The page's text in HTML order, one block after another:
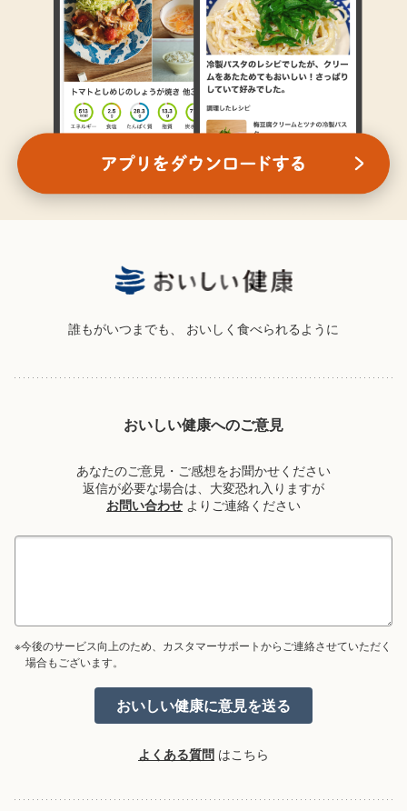
誰もがいつまでも、 おいしく食べられるように
おいしい健康へのご意見
あなたのご意見・ご感想をお聞かせください
返信が必要な場合は、大変恐れ入りますが
お問い合わせ よりご連絡ください
※今後のサービス向上のため、カスタマーサポートからご連絡させていただく
場合もございます。
よくある質問 はこちら